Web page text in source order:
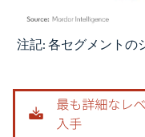
画像 © Mordor Intelligence。
注記: 各セグメントの